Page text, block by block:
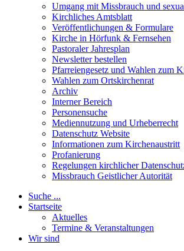
Umgang mit Missbrauch und
Kirchliches Amtsblatt
Veröffentlichungen & Formulare
Kirche in Hörfunk & Fernsehen
Pastoraler Jahresplan
Newsletter bestellen
Pfarreiengesetz und Wahlen zum
Wahlen zum Ortskirchenrat
Archiv
Interner Bereich
Personensuche
Mediennutzung und Urheberrecht
Datenschutz Website
Informationen zum Kirchenaustritt
Profanierung
Regelungen kirchlicher
Missbrauch Geistlicher Autorität
Suche ...
Startseite
Aktuelles
Termine & Veranstaltungen
Wir sind